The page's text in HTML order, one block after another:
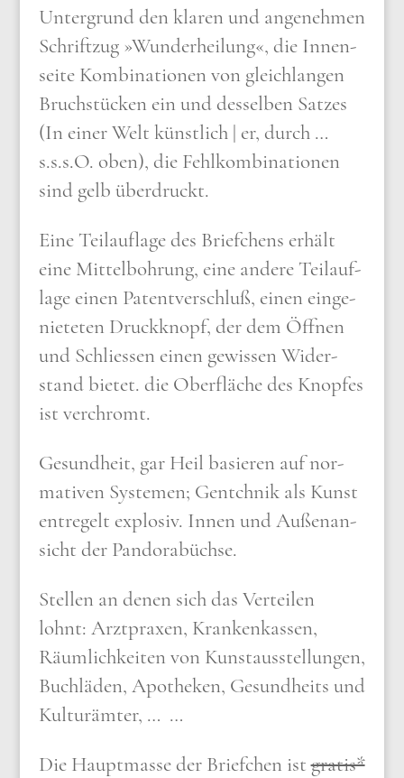
Unter­grund den kla­ren und ange­neh­men
Schrift­zug »Wun­der­hei­lung«, die Innen­
sei­te Kom­bi­na­tio­nen von gleich­lan­gen
Bruch­stücken ein und des­sel­ben Sat­zes
(In einer Welt künst­lich | er, durch …
s.s.s.O. oben), die Fehl­kom­bi­na­tio­nen
sind gelb über­druckt.
Eine Teil­auf­la­ge des Brief­chens erhält
eine Mit­tel­boh­rung, eine ande­re Teil­auf­
la­ge einen Patent­ver­schluß, einen ein­ge­
nie­te­ten Druck­knopf, der dem Öff­nen
und Schlie­ssen einen gewis­sen Wider­
stand bie­tet. die Ober­flä­che des Knop­fes
ist ver­chromt.
Gesund­heit, gar Heil basie­ren auf nor­
ma­ti­ven Syste­men; Gentch­nik als Kunst
ent­re­gelt explo­siv. Innen und Außen­an­
sicht der Pan­do­rabüch­se.
Stel­len an denen sich das Ver­tei­len
lohnt: Arzt­pra­xen, Kran­ken­kas­sen,
Räum­lich­kei­ten von Kunst­aus­stel­lun­gen,
Buch­lä­den, Apo­the­ken, Gesund­heits und
Kul­tur­äm­ter, … …
Die Haupt­mas­se der Brief­chen istgra­tis*